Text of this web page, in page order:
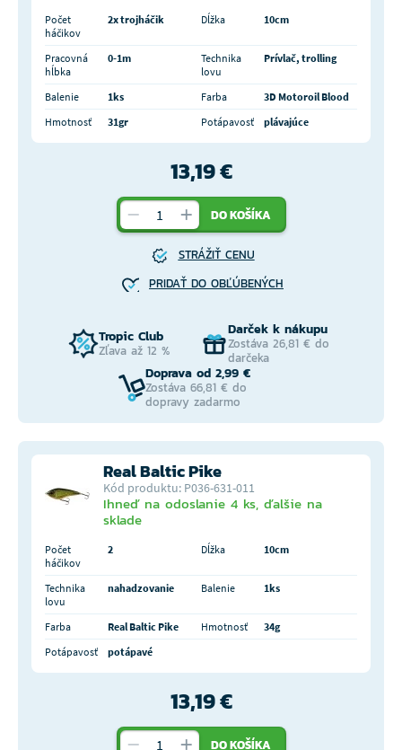
Počet
háčikov
2x trojháčik Dĺžka 10cm
Pracovná
hĺbka
0-1m
Technika
lovu
Prívlač, trolling
Balenie 1ks Farba
3D Motoroil Blood
Hmotnosť
31gr Potápavosť plávajúce
13,19 €
DO KOŠÍKA
STRÁŽIŤ CENU
PRIDAŤ DO OBĽÚBENÝCH
Tropic Club
Zľava až 12 %
Darček k nákupu
Zostáva 26,81 € do
darčeka
Doprava od 2,99 €
Zostáva 66,81 € do
dopravy zadarmo
Real Baltic Pike
Kód produktu: P036-631-011
Ihneď na odoslanie 4 ks, ďalšie na
sklade
Počet
háčikov
2 Dĺžka 10cm
Technika
lovu
nahadzovanie Balenie 1ks
Farba Real Baltic Pike Hmotnosť
34g
Potápavosť
potápavé
13,19 €
DO KOŠÍKA